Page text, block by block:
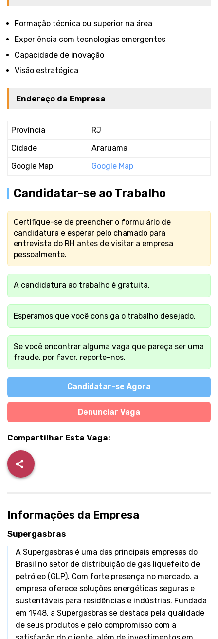
Formação técnica ou superior na área
Experiência com tecnologias emergentes
Capacidade de inovação
Visão estratégica
Endereço da Empresa
Província
RJ
Cidade
Araruama
Google Map
Google Map
Candidatar-se ao Trabalho
Certifique-se de preencher o formulário de
candidatura e esperar pelo chamado para
entrevista do RH antes de visitar a empresa
pessoalmente.
A candidatura ao trabalho é gratuita.
Esperamos que você consiga o trabalho desejado.
Se você encontrar alguma vaga que pareça ser uma
fraude, por favor, reporte-nos.
Candidatar-se Agora
Denunciar Vaga
Compartilhar Esta Vaga:
Informações da Empresa
Supergasbras
A Supergasbras é uma das principais empresas do
Brasil no setor de distribuição de gás liquefeito de
petróleo (GLP). Com forte presença no mercado, a
empresa oferece soluções energéticas seguras e
sustentáveis para residências e indústrias. Fundada
em 1948, a Supergasbras se destaca pela qualidade
de seus produtos e pelo compromisso com a